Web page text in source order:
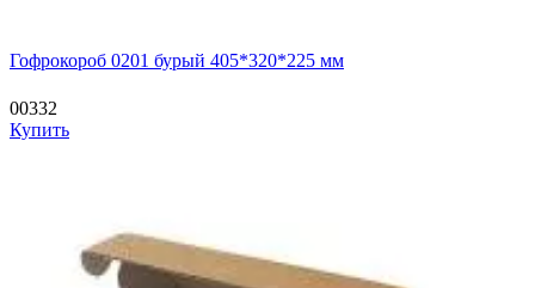
Гофрокороб 0201 бурый 405*320*225 мм
00332
Купить